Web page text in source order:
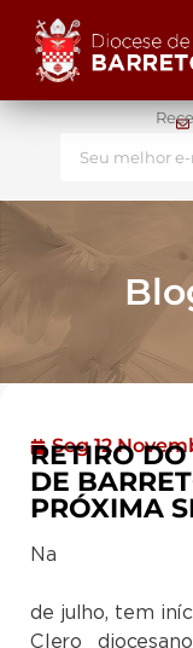
Seg 12
RETIRO
DE
PRÓXIMA
Na
de julho, tem
Clero